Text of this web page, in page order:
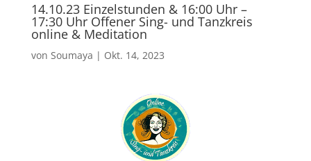
14.10.23 Einzelstunden & 16:00 Uhr –
17:30 Uhr Offener Sing- und Tanzkreis
online & Meditation
von Soumaya | Okt. 14, 2023